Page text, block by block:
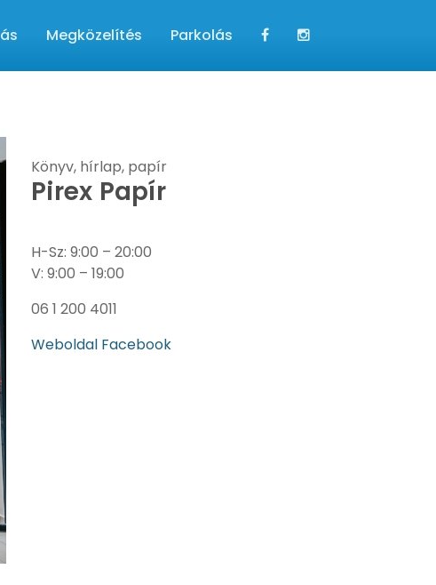
Megközelítés Parkolás
Könyv, hírlap, papír
Pirex Papír
H-Sz: 9:00 – 20:00
06 1 200 4011
Weboldal Facebook